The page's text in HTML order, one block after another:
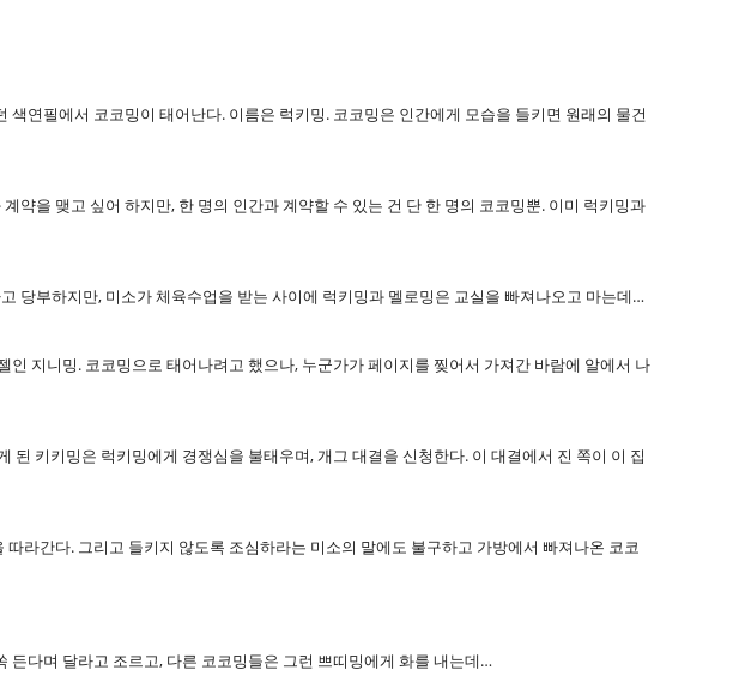
연필에서 코코밍이 태어난다. 이름은 럭키밍. 코코밍은 인간에게 모습을 들키면 원래의 물건
을 맺고 싶어 하지만, 한 명의 인간과 계약할 수 있는 건 단 한 명의 코코밍뿐. 이미 럭키밍과
당부하지만, 미소가 체육수업을 받는 사이에 럭키밍과 멜로밍은 교실을 빠져나오고 마는데…
지니밍. 코코밍으로 태어나려고 했으나, 누군가가 페이지를 찢어서 가져간 바람에 알에서 나
키키밍은 럭키밍에게 경쟁심을 불태우며, 개그 대결을 신청한다. 이 대결에서 진 쪽이 이 집
라간다. 그리고 들키지 않도록 조심하라는 미소의 말에도 불구하고 가방에서 빠져나온 코코
든다며 달라고 조르고, 다른 코코밍들은 그런 쁘띠밍에게 화를 내는데…